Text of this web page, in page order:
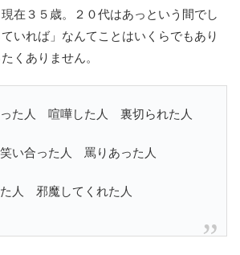
在３５歳。２０代はあっという間でし
いれば」なんてことはいくらでもあり
くありません。
った人 喧嘩した人 裏切られた人
い合った人 罵りあった人
人 邪魔してくれた人